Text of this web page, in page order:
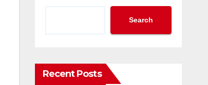
Search
Recent Posts